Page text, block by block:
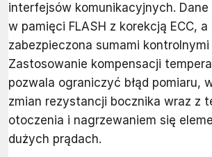
interfejsów komunikacyjnych. Dane
w pamięci FLASH z korekcją ECC,
zabezpieczona sumami kontrolnymi
Zastosowanie kompensacji
pozwala ograniczyć błąd pomiaru,
zmian rezystancji bocznika wraz z
otoczenia i nagrzewaniem się
dużych prądach.